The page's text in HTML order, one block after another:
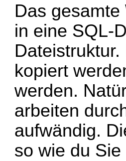
Das
in eine SQL-
kopiert
werden.
arbeiten
aufwändig.
so wie du